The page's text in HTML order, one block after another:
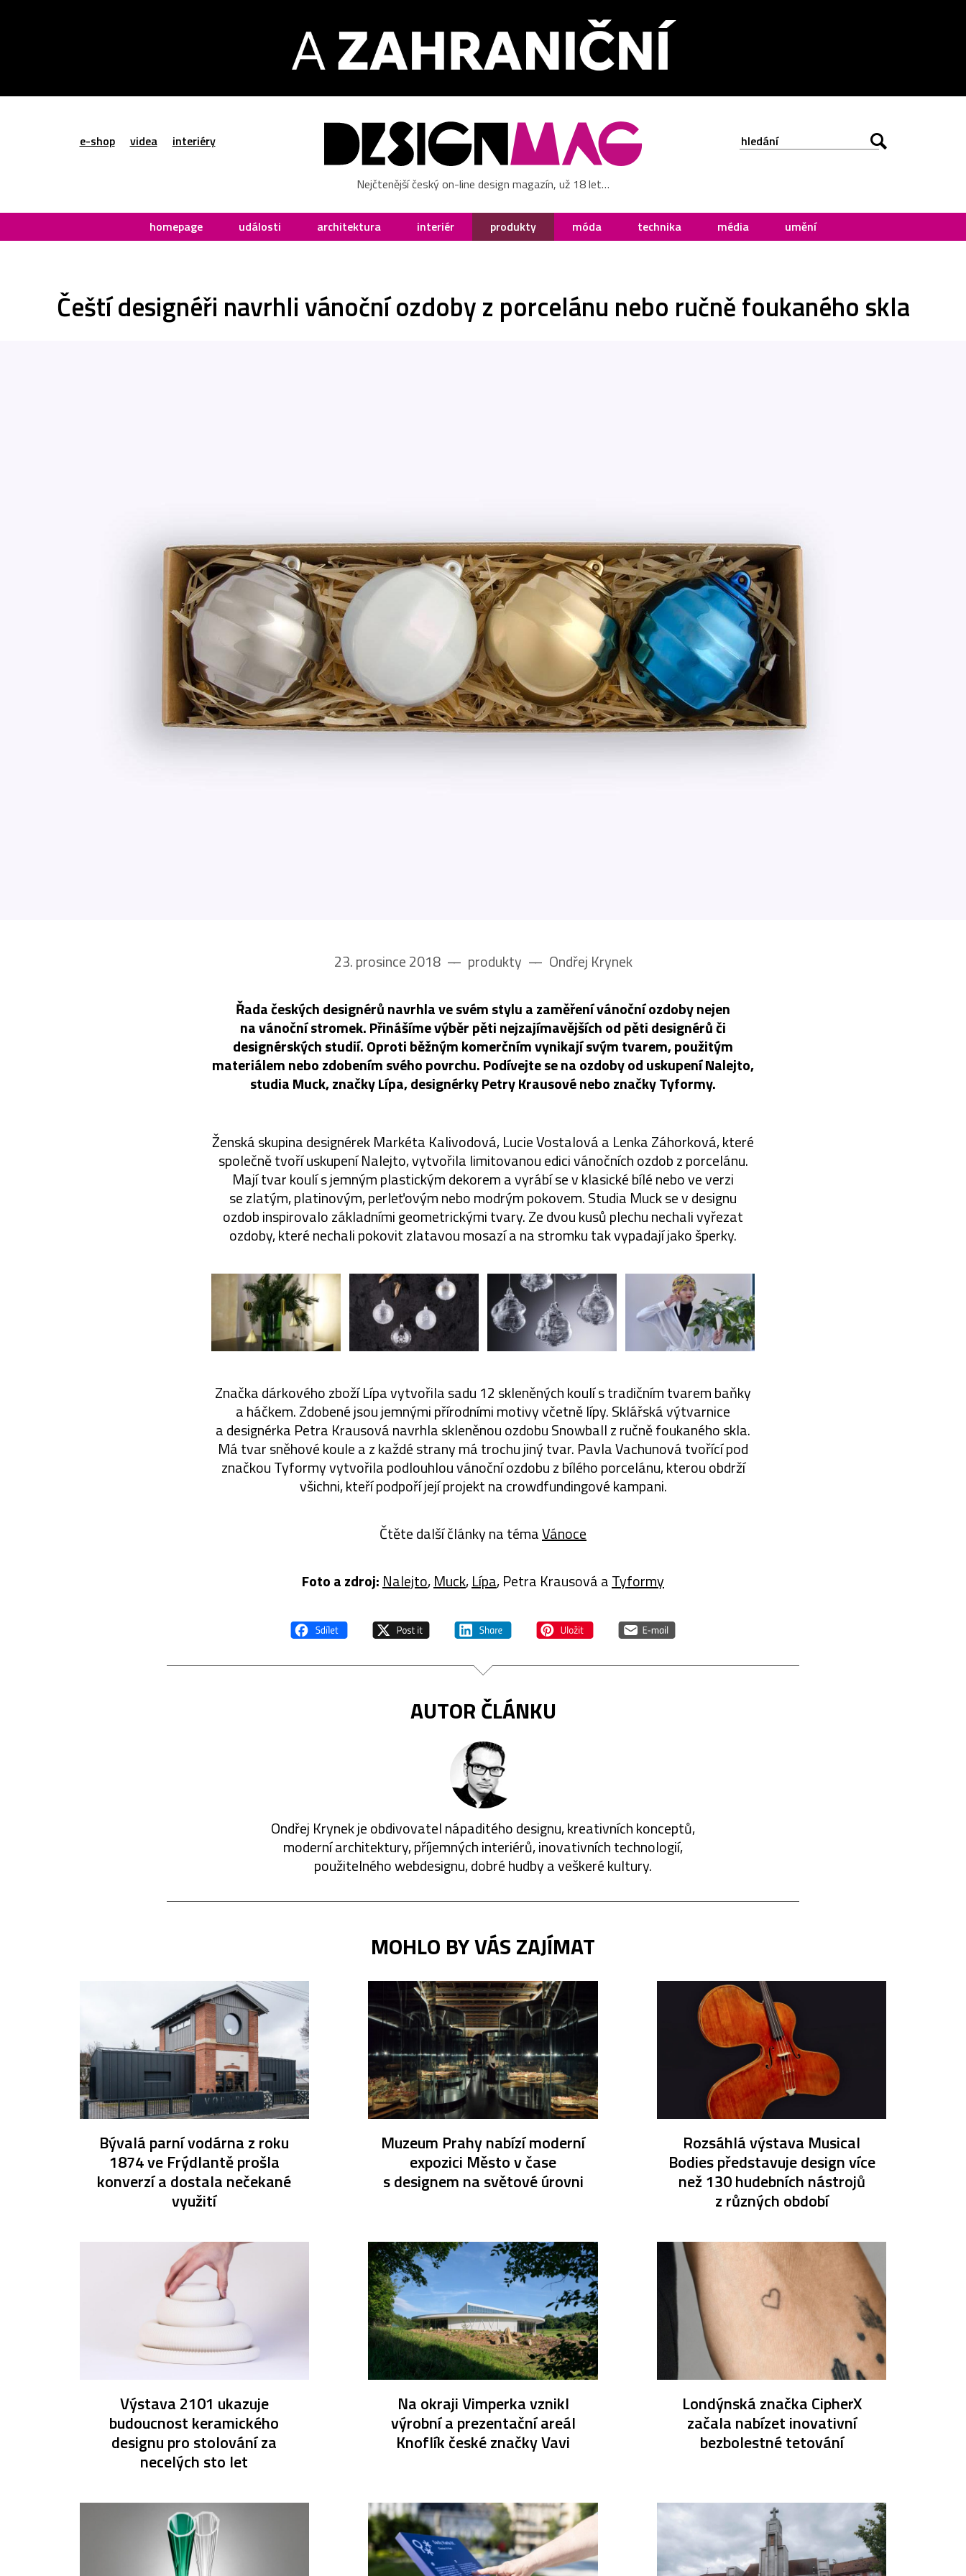
e-shop videa interiéry
Nejčtenější český on-line design magazín, už 18 let…
homepage události architektura interiér produkty móda technika média umění
Čeští designéři navrhli vánoční ozdoby z porcelánu nebo ručně foukaného skla
23. prosince 2018 –– produkty –– Ondřej Krynek
Řada českých designérů navrhla ve svém stylu a zaměření vánoční ozdoby nejen
na vánoční stromek. Přinášíme výběr pěti nejzajímavějších od pěti designérů či
designérských studií. Oproti běžným komerčním vynikají svým tvarem, použitým
materiálem nebo zdobením svého povrchu. Podívejte se na ozdoby od uskupení Nalejto,
studia Muck, značky Lípa, designérky Petry Krausové nebo značky Tyformy.
Ženská skupina designérek Markéta Kalivodová, Lucie Vostalová a Lenka Záhorková, které
společně tvoří uskupení Nalejto, vytvořila limitovanou edici vánočních ozdob z porcelánu.
Mají tvar koulí s jemným plastickým dekorem a vyrábí se v klasické bílé nebo ve verzi
se zlatým, platinovým, perleťovým nebo modrým pokovem. Studia Muck se v designu
ozdob inspirovalo základními geometrickými tvary. Ze dvou kusů plechu nechali vyřezat
ozdoby, které nechali pokovit zlatavou mosazí a na stromku tak vypadají jako šperky.
Značka dárkového zboží Lípa vytvořila sadu 12 skleněných koulí s tradičním tvarem baňky
a háčkem. Zdobené jsou jemnými přírodními motivy včetně lípy. Sklářská výtvarnice
a designérka Petra Krausová navrhla skleněnou ozdobu Snowball z ručně foukaného skla.
Má tvar sněhové koule a z každé strany má trochu jiný tvar. Pavla Vachunová tvořící pod
značkou Tyformy vytvořila podlouhlou vánoční ozdobu z bílého porcelánu, kterou obdrží
všichni, kteří podpoří její projekt na crowdfundingové kampani.
Čtěte další články na témaVánoce
Foto a zdroj: Nalejto,Muck,Lípa, Petra Krausová aTyformy
AUTOR ČLÁNKU
Ondřej Krynek je obdivovatel nápaditého designu, kreativních konceptů,
moderní architektury, příjemných interiérů, inovativních technologií,
použitelného webdesignu, dobré hudby a veškeré kultury.
MOHLO BY VÁS ZAJÍMAT
Bývalá parní vodárna z roku
1874 ve Frýdlantě prošla
konverzí a dostala nečekané
využití
Muzeum Prahy nabízí moderní
expozici Město v čase
s designem na světové úrovni
Rozsáhlá výstava Musical
Bodies představuje design více
než 130 hudebních nástrojů
z různých období
Výstava 2101 ukazuje
budoucnost keramického
designu pro stolování za
necelých sto let
Na okraji Vimperka vznikl
výrobní a prezentační areál
Knoflík české značky Vavi
Londýnská značka CipherX
začala nabízet inovativní
bezbolestné tetování